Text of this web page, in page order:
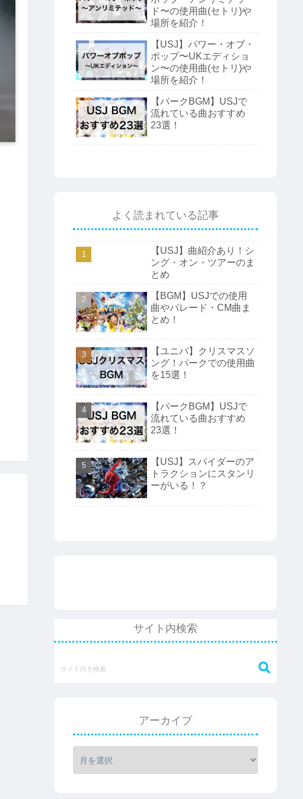
ド〜の使用曲(セトリ)や
場所を紹介！
【USJ】パワー・オブ・
ポップ〜UKエディショ
ン〜の使用曲(セトリ)や
場所を紹介！
【パークBGM】USJで
流れている曲おすすめ
23選！
よく読まれている記事
【USJ】曲紹介あり！シ
ング・オン・ツアーのま
とめ
【BGM】USJでの使用
曲やパレード・CM曲ま
とめ！
【ユニバ】クリスマスソ
ング！パークでの使用曲
を15選！
【パークBGM】USJで
流れている曲おすすめ
23選！
【USJ】スパイダーのア
トラクションにスタンリ
ーがいる！？
サイト内検索
アーカイブ